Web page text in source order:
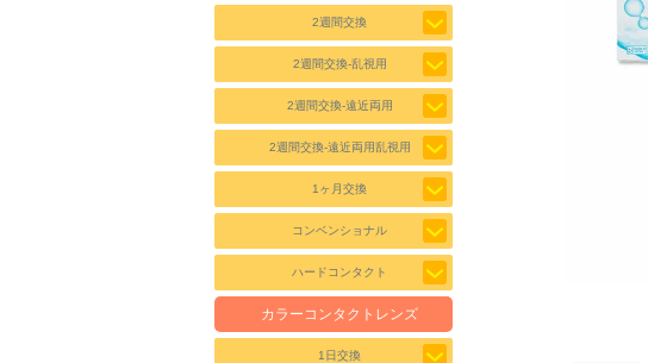
2週間交換
2週間交換-乱視用
2週間交換-遠近両用
2週間交換-遠近両用乱視用
1ヶ月交換
コンベンショナル
ハードコンタクト
カラーコンタクトレンズ
1日交換